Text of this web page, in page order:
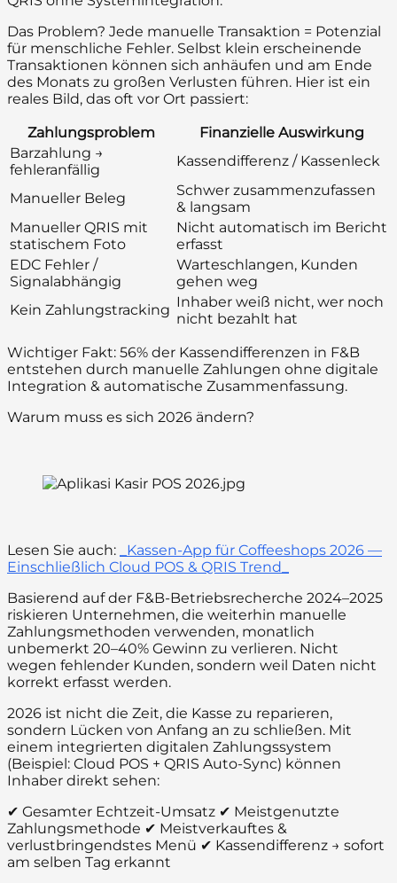
Das Problem? Jede manuelle Transaktion = Potenzial
für menschliche Fehler. Selbst klein erscheinende
Transaktionen können sich anhäufen und am Ende
des Monats zu großen Verlusten führen. Hier ist ein
reales Bild, das oft vor Ort passiert:
Zahlungsproblem
Finanzielle Auswirkung
Barzahlung →
fehleranfällig
Kassendifferenz / Kassenleck
Manueller Beleg
Schwer zusammenzufassen
& langsam
Manueller QRIS mit
statischem Foto
Nicht automatisch im Bericht
erfasst
EDC Fehler /
Signalabhängig
Warteschlangen, Kunden
gehen weg
Kein Zahlungstracking Inhaber weiß nicht, wer noch
nicht bezahlt hat
Wichtiger Fakt: 56% der Kassendifferenzen in F&B
entstehen durch manuelle Zahlungen ohne digitale
Integration & automatische Zusammenfassung.
Warum muss es sich 2026 ändern?
Lesen Sie auch:
_Kassen-App für Coffeeshops 2026 —
Einschließlich Cloud POS & QRIS Trend_
Basierend auf der F&B-Betriebsrecherche 2024–2025
riskieren Unternehmen, die weiterhin manuelle
Zahlungsmethoden verwenden, monatlich
unbemerkt 20–40% Gewinn zu verlieren. Nicht
wegen fehlender Kunden, sondern weil Daten nicht
korrekt erfasst werden.
2026 ist nicht die Zeit, die Kasse zu reparieren,
sondern Lücken von Anfang an zu schließen. Mit
einem integrierten digitalen Zahlungssystem
(Beispiel: Cloud POS + QRIS Auto-Sync) können
Inhaber direkt sehen:
✔ Gesamter Echtzeit-Umsatz ✔ Meistgenutzte
Zahlungsmethode ✔ Meistverkauftes &
verlustbringendstes Menü ✔ Kassendifferenz → sofort
am selben Tag erkannt